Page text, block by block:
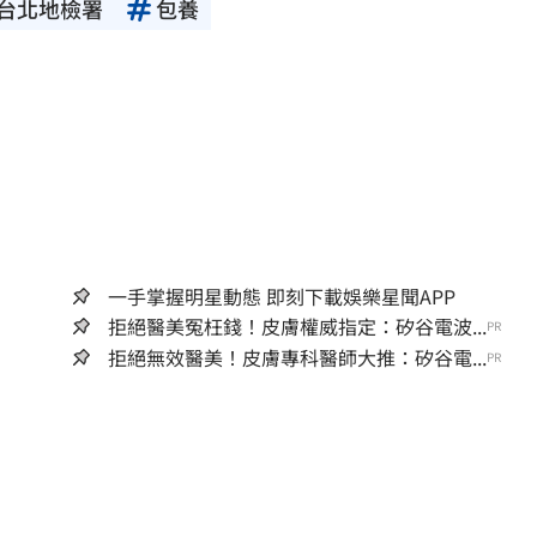
北地檢署 包養
一手掌握明星動態 即刻下載娛樂星聞APP
拒絕醫美冤枉錢！皮膚權威指定：矽谷電波...PR
拒絕無效醫美！皮膚專科醫師大推：矽谷電...PR